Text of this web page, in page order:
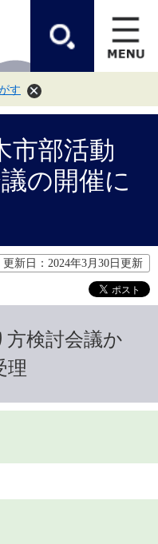
す
部活動
の開催に
更新日：2024年3月30日更新
方検討会議か
理